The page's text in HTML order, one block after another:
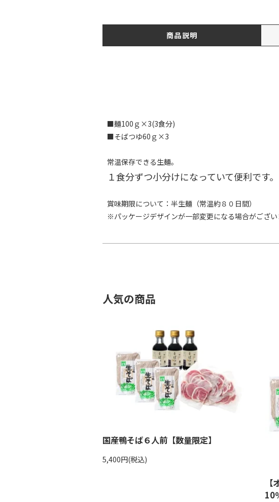
商品説明
■麺100ｇ×3(3食分)
■そばつゆ60ｇ×3
常温保存できる生麺。
１食分ずつ小分けになっていて便利です。
賞味期限について：半生麺（常温約８０日間）
※パッケージデザインが一部変更になる場合がござい
人気の商品
国産鴨そば６人前【数量限定】
5,400円(税込)
10